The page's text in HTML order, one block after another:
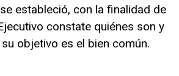
estableció, con la finalidad de
constate quiénes son y
objetivo es el bien común.